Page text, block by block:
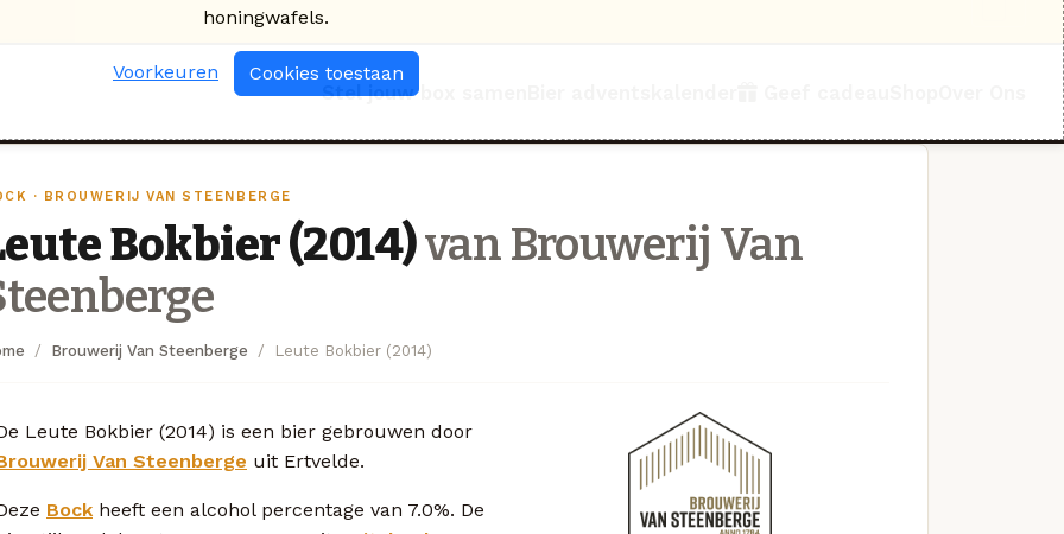
Stel jouw box samen
· BROUWERIJ VAN STEENBERGE
Bokbier (2014)van Brouwerij Van
Brouwerij Van Steenberge Leute Bokbier (2014)
Leute Bokbier (2014) is een bier gebrouwen door
Van Steenberge uit Ertvelde.
Bock heeft een alcohol percentage van 7.0%. De
honingwafels.
Voorkeuren Cookies toestaan